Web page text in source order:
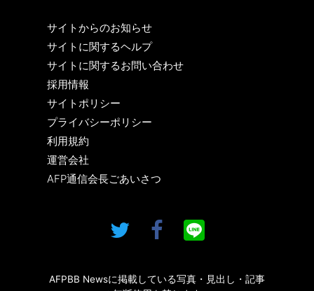
サイトからのお知らせ
サイトに関するヘルプ
サイトに関するお問い合わせ
採用情報
サイトポリシー
プライバシーポリシー
利用規約
運営会社
AFP通信会長ごあいさつ
AFPBB Newsに掲載している写真・見出し・記事